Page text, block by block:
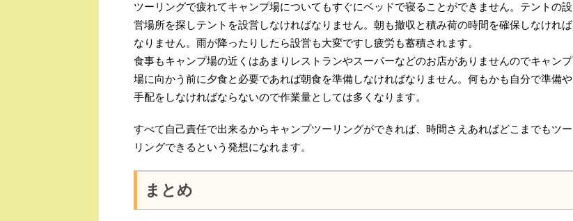
ツーリングで疲れてキャンプ場についてもすぐにベッドで寝ることができません。テントの設
営場所を探しテントを設営しなければなりません。朝も撤収と積み荷の時間を確保しなければ
なりません。雨が降ったりしたら設営も大変ですし疲労も蓄積されます。
食事もキャンプ場の近くはあまりレストランやスーパーなどのお店がありませんのでキャンプ
場に向かう前に夕食と必要であれば朝食を準備しなければなりません。何もかも自分で準備や
手配をしなければならないので作業量としては多くなります。
すべて自己責任で出来るからキャンプツーリングができれば、時間さえあればどこまでもツー
リングできるという発想になれます。
まとめ